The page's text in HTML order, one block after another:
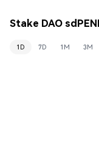
Stake DAO
1D 7D 1M 3M